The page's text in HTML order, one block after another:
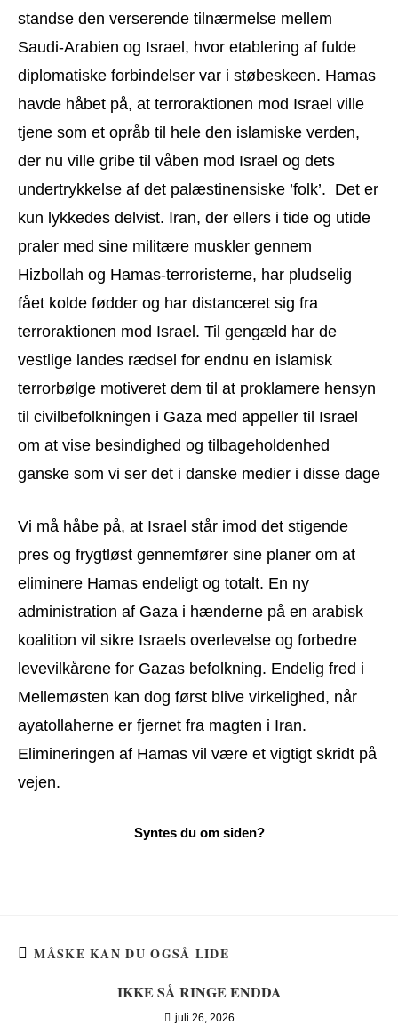
standse den verserende tilnærmelse mellem
Saudi-Arabien og Israel, hvor etablering af fulde
diplomatiske forbindelser var i støbeskeen. Hamas
havde håbet på, at terroraktionen mod Israel ville
tjene som et opråb til hele den islamiske verden,
der nu ville gribe til våben mod Israel og dets
undertrykkelse af det palæstinensiske ’folk’. Det er
kun lykkedes delvist. Iran, der ellers i tide og utide
praler med sine militære muskler gennem
Hizbollah og Hamas-terroristerne, har pludselig
fået kolde fødder og har distanceret sig fra
terroraktionen mod Israel. Til gengæld har de
vestlige landes rædsel for endnu en islamisk
terrorbølge motiveret dem til at proklamere hensyn
til civilbefolkningen i Gaza med appeller til Israel
om at vise besindighed og tilbageholdenhed
ganske som vi ser det i danske medier i disse dage
Vi må håbe på, at Israel står imod det stigende
pres og frygtløst gennemfører sine planer om at
eliminere Hamas endeligt og totalt. En ny
administration af Gaza i hænderne på en arabisk
koalition vil sikre Israels overlevelse og forbedre
levevilkårene for Gazas befolkning. Endelig fred i
Mellemøsten kan dog først blive virkelighed, når
ayatollaherne er fjernet fra magten i Iran.
Elimineringen af Hamas vil være et vigtigt skridt på
vejen.
MÅSKE KAN DU OGSÅ LIDE
IKKE SÅ RINGE ENDDA
juli 26, 2026